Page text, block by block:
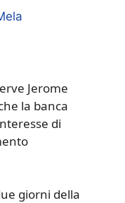
Jerome
la banca
di
giorni della